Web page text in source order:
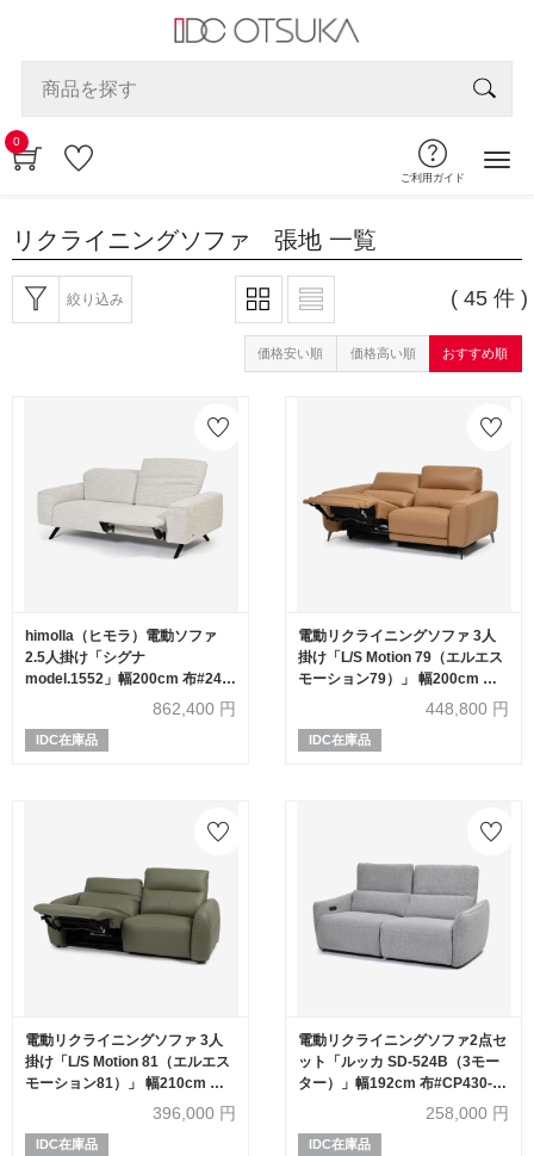
0
ご利用ガイド
リクライニングソファ 張地 一覧
絞り込み ( 45 件 )
価格安い順 価格高い順 おすすめ順
himolla（ヒモラ）電動ソファ
2.5人掛け「シグナ
model.1552」幅200cm 布#24オ
862,400 円
IDC在庫品
電動リクライニングソファ 3人
掛け「L/S Motion 79（エルエス
モーション79）」 幅200cm 革
#J-RY/S-674E キャメル色
448,800 円
IDC在庫品
電動リクライニングソファ 3人
掛け「L/S Motion 81（エルエス
モーション81）」 幅210cm 革
#H/S-697E セージグリーン色
396,000 円
IDC在庫品
電動リクライニングソファ2点セ
ット「ルッカ SD-524B（3モー
ター）」幅192cm 布#CP430-3
258,000 円
IDC在庫品